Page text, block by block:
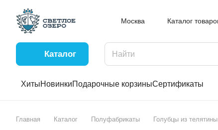
Москва Каталог
Каталог
ХитыНовинкиПодарочные корзиныСертификаты
Главная Каталог Полуфабрикаты Голубцы из